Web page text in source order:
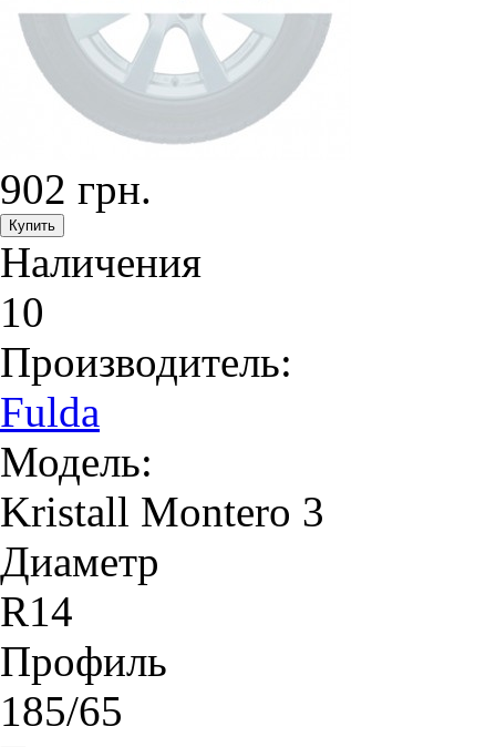
902 грн.
Наличения
10
Производитель:
Fulda
Модель:
Kristall Montero 3
Диаметр
R14
Профиль
185/65